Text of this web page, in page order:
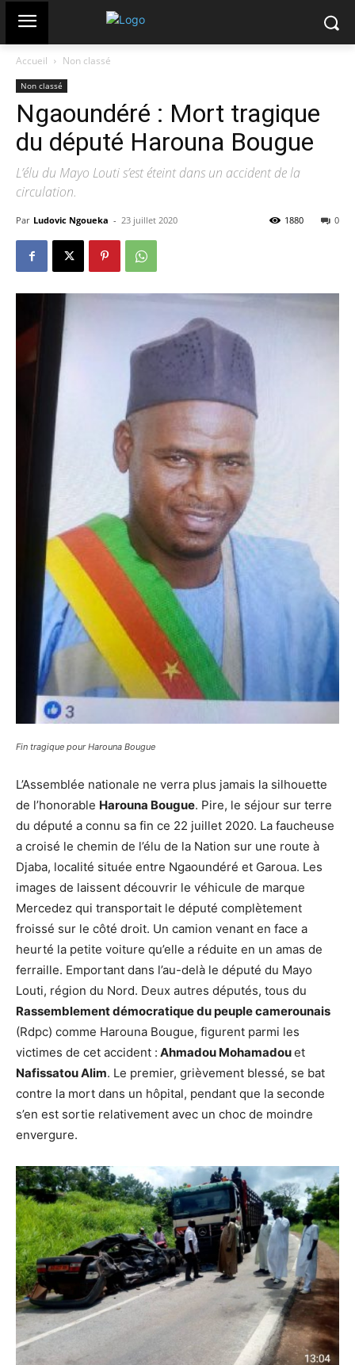
Accueil Non classé
Non classé
Ngaoundéré : Mort tragique
du député Harouna Bougue
L’élu du Mayo Louti s’est éteint dans un accident de la
circulation.
Par Ludovic Ngoueka - 23 juillet 2020 0
1880
Fin tragique pour Harouna Bougue
L’Assemblée nationale ne verra plus jamais la silhouette
de l’honorable Harouna Bougue. Pire, le séjour sur terre
du député a connu sa fin ce 22 juillet 2020. La faucheuse
a croisé le chemin de l’élu de la Nation sur une route à
Djaba, localité située entre Ngaoundéré et Garoua. Les
images de laissent découvrir le véhicule de marque
Mercedez qui transportait le député complètement
froissé sur le côté droit. Un camion venant en face a
heurté la petite voiture qu’elle a réduite en un amas de
ferraille. Emportant dans l’au-delà le député du Mayo
Louti, région du Nord. Deux autres députés, tous du
Rassemblement démocratique du peuple camerounais
(Rdpc) comme Harouna Bougue, figurent parmi les
victimes de cet accident : Ahmadou Mohamadouet
Nafissatou Alim. Le premier, grièvement blessé, se bat
contre la mort dans un hôpital, pendant que la seconde
s’en est sortie relativement avec un choc de moindre
envergure.